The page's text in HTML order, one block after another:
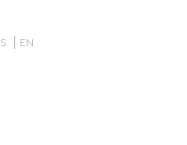
EN